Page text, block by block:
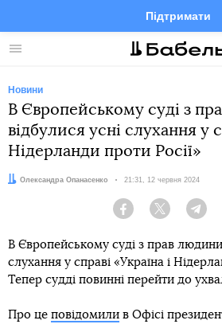
Меню
Підтримати
FacebookTelegram
Новини
В Європейському суді з
відбулися усні слухання у
Нідерланди проти Росії»
Автор:
Олександра Опанасенко Дата:
21:31, 12 червня 2024
Facebook Twitter
В Європейському суді з прав
слухання у справі «Україна і
Тепер судді повинні перейти до
Про це повідомили в Офісі